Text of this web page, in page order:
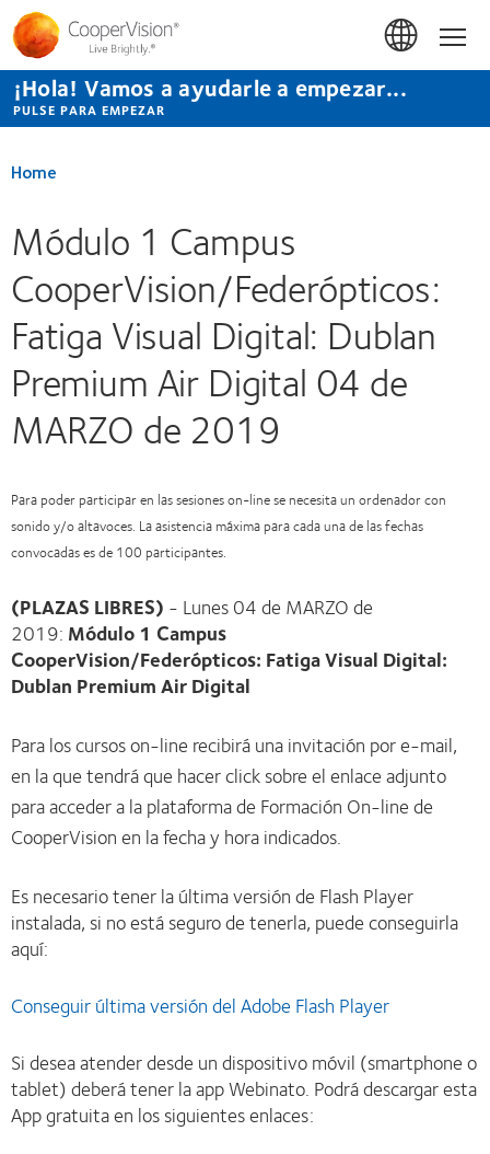
Pasar
contenido
principal
¡Hola! Vamos a ayudarle a empezar...
PULSE PARA EMPEZAR
Home
Módulo 1 Campus
CooperVision/Federópticos:
Fatiga Visual Digital: Dublan
Premium Air Digital 04 de
MARZO de 2019
Para poder participar en las sesiones on-line se necesita un ordenador con
sonido y/o altavoces. La asistencia máxima para cada una de las fechas
convocadas es de 100 participantes.
(PLAZAS LIBRES) - Lunes 04 de MARZO de
2019: Módulo 1 Campus
CooperVision/Federópticos: Fatiga Visual Digital:
Dublan Premium Air Digital
Para los cursos on-line recibirá una invitación por e-mail,
en la que tendrá que hacer click sobre el enlace adjunto
para acceder a la plataforma de Formación On-line de
CooperVision en la fecha y hora indicados.
Es necesario tener la última versión de Flash Player
instalada, si no está seguro de tenerla, puede conseguirla
aquí:
Conseguir última versión del Adobe Flash Player
Si desea atender desde un dispositivo móvil (smartphone o
tablet) deberá tener la app Webinato. Podrá descargar esta
App gratuita en los siguientes enlaces: